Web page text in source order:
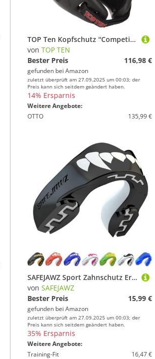
TOP Ten Kopfschutz ''Competition Fight'' L schwarz
von TOP TEN
Bester Preis
116,98 €
gefunden bei Amazon
zuletzt überprüft am 27.09.2025 um 00:03; der
Preis kann sich seitdem geändert haben.
14% Ersparnis
Weitere Angebote:
OTTO
135,99 €
SAFEJAWZ Sport Zahnschutz Erwachsene und Kinder Sport Mundschutz Für alle Vollkontakt-Sportarten einschließlich Rugby, MMA, Kampfsport, Kickboxen, Judo, Hockey & Boxe
von SAFEJAWZ
Bester Preis
15,99 €
gefunden bei Amazon
zuletzt überprüft am 27.09.2025 um 00:03; der
Preis kann sich seitdem geändert haben.
35% Ersparnis
Weitere Angebote:
Training-Fit
16,47 €